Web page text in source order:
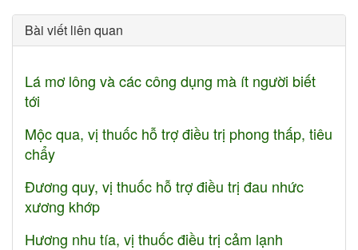
Bài viết liên quan
Lá mơ lông và các công dụng mà ít người biết
tới
Mộc qua, vị thuốc hỗ trợ điều trị phong thấp, tiêu
chẩy
Đương quy, vị thuốc hỗ trợ điều trị đau nhức
xương khớp
Hương nhu tía, vị thuốc điều trị cảm lạnh